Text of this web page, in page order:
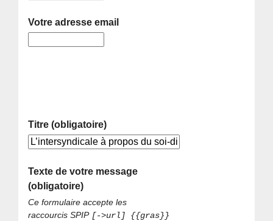
Votre adresse email
Titre (obligatoire)
Texte de votre message
(obligatoire)
Ce formulaire accepte les
raccourcis SPIP [->url] {{gras}}